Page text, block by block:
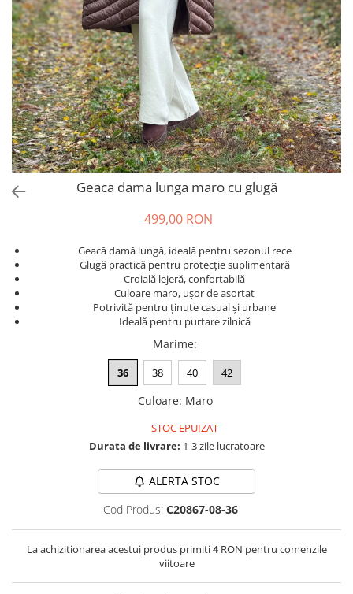
Tricouri si topuri
Rochii de eveniment
Geaca dama lunga maro cu glugă
499,00 RON
Geacă damă lungă, ideală pentru sezonul rece
Glugă practică pentru protecție suplimentară
Croială lejeră, confortabilă
Culoare maro, ușor de asortat
Potrivită pentru ținute casual și urbane
Ideală pentru purtare zilnică
Marime:
36 38 40 42
Culoare: Maro
STOC EPUIZAT
Durata de livrare: 1-3 zile lucratoare
ALERTA STOC
Cod Produs: C20867-08-36
La achizitionarea acestui produs primiti4RON pentru comenzile
viitoare